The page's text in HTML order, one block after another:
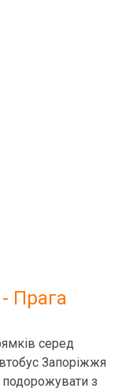
Прага
серед
Запоріжжя
подорожувати з